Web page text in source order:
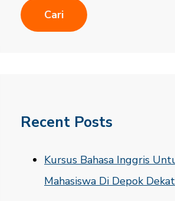
Cari
Recent Posts
Kursus Bahasa Inggris
Mahasiswa Di Depok